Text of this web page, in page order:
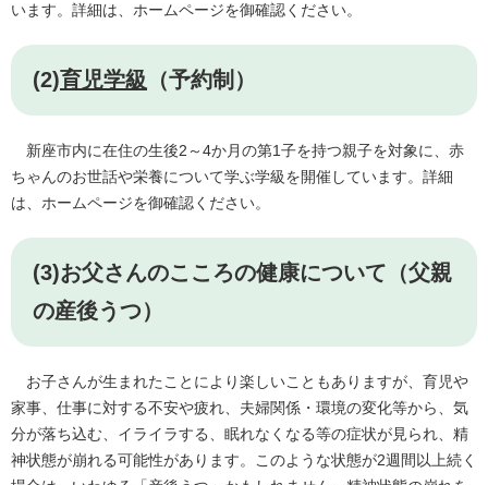
います。詳細は、ホームページを御確認ください。
(2)育児学級 （予約制）
新座市内に在住の生後2～4か月の第1子を持つ親子を対象に、赤
ちゃんのお世話や栄養について学ぶ学級を開催しています。詳細
は、ホームページを御確認ください。
(3)お父さんのこころの健康について（父親
の産後うつ）
お子さんが生まれたことにより楽しいこともありますが、育児や
家事、仕事に対する不安や疲れ、夫婦関係・環境の変化等から、気
分が落ち込む、イライラする、眠れなくなる等の症状が見られ、精
神状態が崩れる可能性があります。このような状態が2週間以上続く